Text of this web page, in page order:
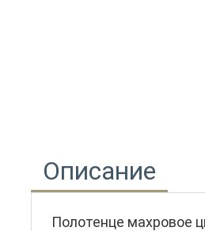
Описание
Полотенце махровое